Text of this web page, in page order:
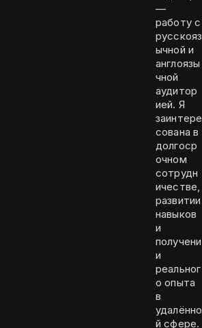
—
работу с
русскояз
ычной и
англоязы
чной
аудитор
ией. Я
заинтере
сована в
долгоср
очном
сотрудн
ичестве,
развитии
навыков
и
получени
и
реальног
о опыта
в
удалённо
й сфере.